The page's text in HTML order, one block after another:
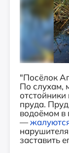
"Посёлок
По слухам,
отстойники
пруда.
водоёмом в
—
заставить